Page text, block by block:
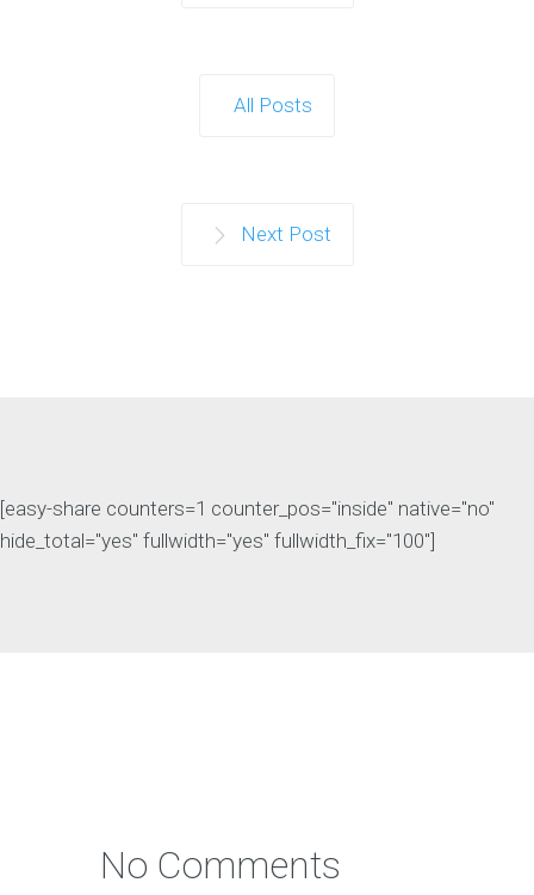
All Posts
Next Post
[easy-share counters=1 counter_pos="inside" native="no"
hide_total="yes" fullwidth="yes" fullwidth_fix="100"]
No Comments